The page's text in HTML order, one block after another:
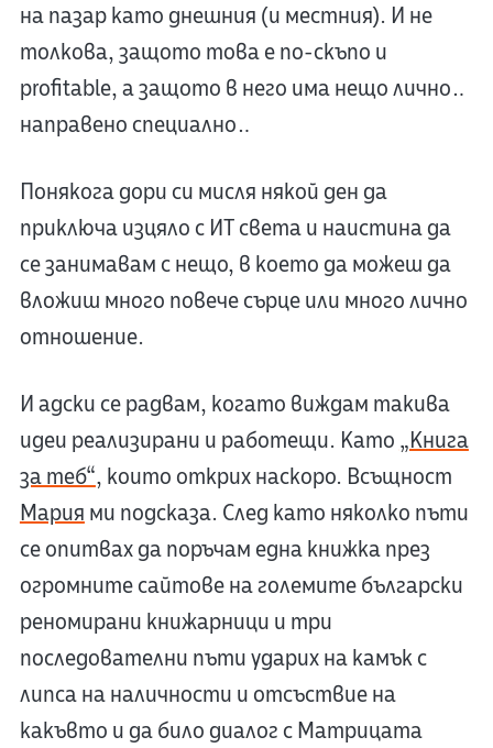
на пазар като днешния (и местния). И не
толкова, защото това е по-скъпо и
profitable, а защото в него има нещо лично…
направено специално…
Понякога дори си мисля някой ден да
приключа изцяло с ИТ света и наистина да
се занимавам с нещо, в което да можеш да
вложиш много повече сърце или много лично
отношение.
И адски се радвам, когато виждам такива
идеи реализирани и работещи. Като „Книга
за теб“, които открих наскоро. Всъщност
Мария ми подсказа. След като няколко пъти
се опитвах да поръчам една книжка през
огромните сайтове на големите български
реномирани книжарници и три
последователни пъти ударих на камък с
липса на наличности и отсъствие на
какъвто и да било диалог с Матрицата